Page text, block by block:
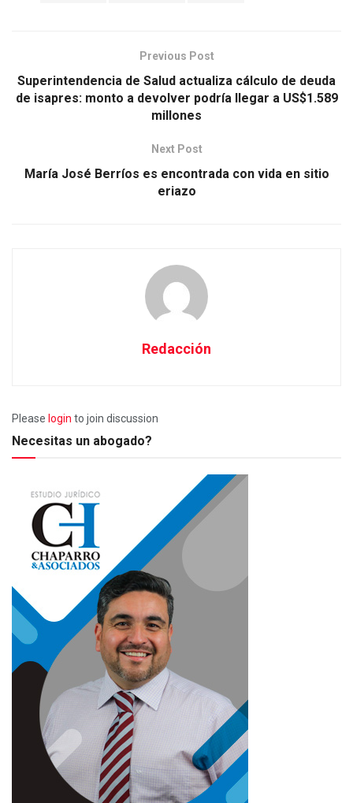
Previous Post
Superintendencia de Salud actualiza cálculo de deuda
de isapres: monto a devolver podría llegar a US$1.589
millones
Next Post
María José Berríos es encontrada con vida en sitio
eriazo
Redacción
Please login to join discussion
Necesitas un abogado?